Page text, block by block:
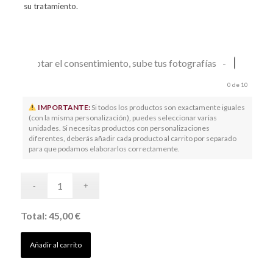
su tratamiento.
Tras aceptar el consentimiento, sube tus fotografías -
0 de 10
IMPORTANTE: Si todos los productos son exactamente iguales
(con la misma personalización), puedes seleccionar varias
unidades. Si necesitas productos con personalizaciones
diferentes, deberás añadir cada producto al carrito por separado
para que podamos elaborarlos correctamente.
Total: 45,00 €
Añadir al carrito